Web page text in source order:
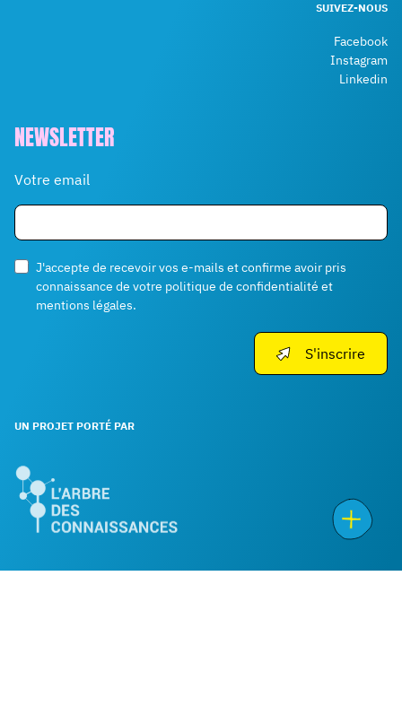
SUIVEZ-NOUS
Facebook
Instagram
Linkedin
NEWSLETTER
Votre email
J'accepte de recevoir vos e-mails et confirme avoir pris
connaissance de votre politique de confidentialité et
mentions légales.
S'inscrire
UN PROJET PORTÉ PAR